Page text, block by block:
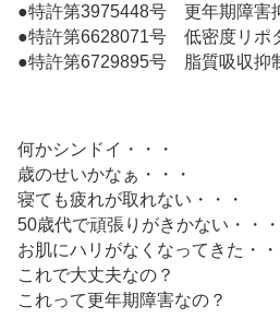
●特許第3975448号 更年期障害
●特許第6628071号 低密度リポ
●特許第6729895号 脂質吸収抑
何かシンドイ・・・
歳のせいかなぁ・・・
寝ても疲れが取れない・・・
50歳代で頑張りがきかない・・・
お肌にハリがなくなってきた・・
これで大丈夫なの？
これって更年期障害なの？